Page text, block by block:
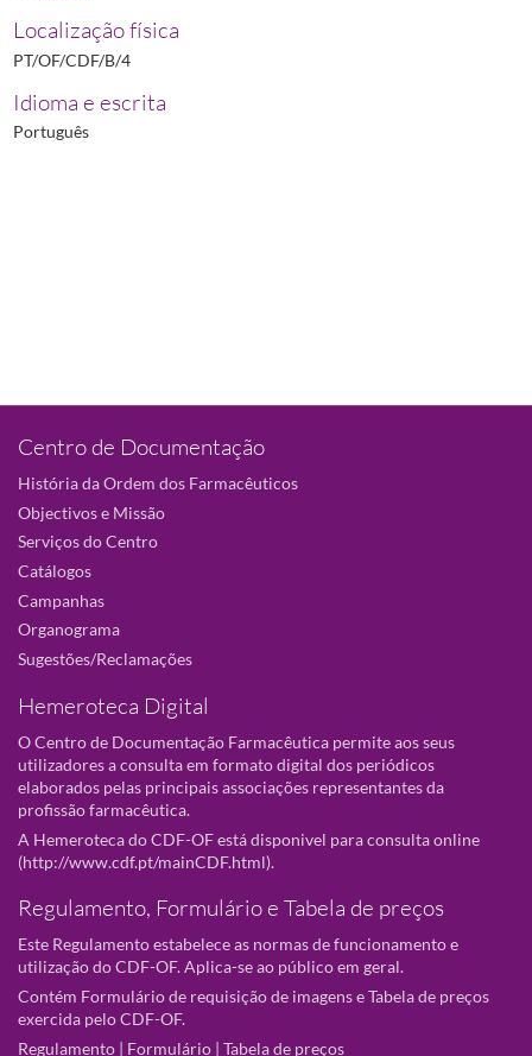
Localização física
PT/OF/CDF/B/4
Idioma e escrita
Português
Centro de Documentação
História da Ordem dos Farmacêuticos
Objectivos e Missão
Serviços do Centro
Catálogos
Campanhas
Organograma
Sugestões/Reclamações
Hemeroteca Digital
O Centro de Documentação Farmacêutica permite aos seus
utilizadores a consulta em formato digital dos periódicos
elaborados pelas principais associações representantes da
profissão farmacêutica.
A Hemeroteca do CDF-OF está disponivel para consulta online
(http://www.cdf.pt/mainCDF.html).
Regulamento, Formulário e Tabela de preços
Este Regulamento estabelece as normas de funcionamento e
utilização do CDF-OF. Aplica-se ao público em geral.
Contém Formulário de requisição de imagens e Tabela de preços
exercida pelo CDF-OF.
Regulamento | Formulário | Tabela de preços